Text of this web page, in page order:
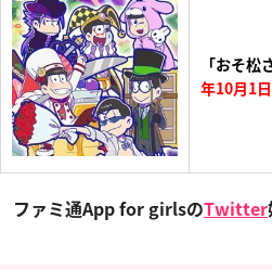
「おそ
年10月1
ファミ通App for girlsのTwitter